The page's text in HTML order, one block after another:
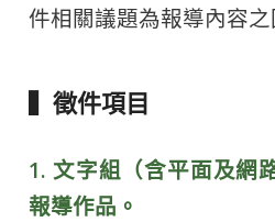
件相關議題為報導內容之
▍徵件項目
1. 文字組（含平面及網
報導作品。